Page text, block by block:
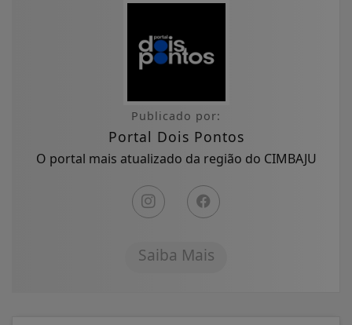
Publicado por:
Portal Dois Pontos
O portal mais atualizado da região do CIMBAJU
Saiba Mais